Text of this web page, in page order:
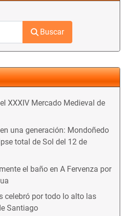
Buscar
XXXIV Mercado Medieval de
una generación: Mondoñedo
total de Sol del 12 de
el baño en A Fervenza por
celebró por todo lo alto las
Santiago